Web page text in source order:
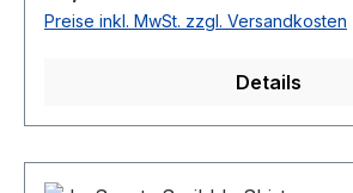
Preise inkl. MwSt. zzgl. Versandkosten
Details